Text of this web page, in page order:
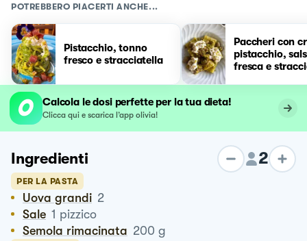
POTREBBERO PIACERTI ANCHE...
Pistacchio, tonno
fresco e stracciatella
Paccheri con
pistacchio,
fresca e
Calcola le dosi perfette per la tua dieta!
Clicca qui e scarica l’app olivia!
Ingredienti 2
PER LA PASTA
Uova grandi 2
Sale 1 pizzico
Semola rimacinata 200 g